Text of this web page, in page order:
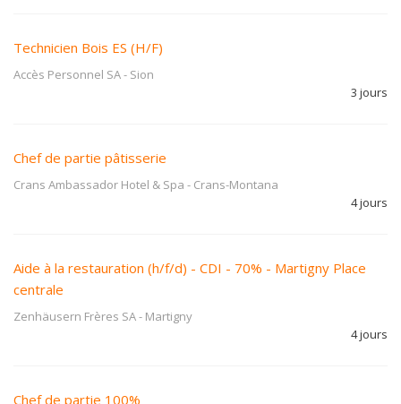
Technicien Bois ES (H/F)
Accès Personnel SA- Sion
3 jours
Chef de partie pâtisserie
Crans Ambassador Hotel & Spa - Crans-Montana
4 jours
Aide à la restauration (h/f/d) - CDI - 70% - Martigny Place
centrale
Zenhäusern Frères SA- Martigny
4 jours
Chef de partie 100%